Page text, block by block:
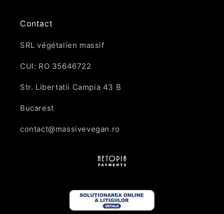
Contact
SRL végétalien massif
CUI: RO 35646722
Str. Libertatii Campia 43 B
Bucarest
contact@massivevegan.ro